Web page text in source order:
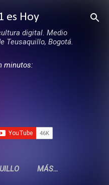
principal
es Hoy
digital. Medio
Teusaquillo, Bogotá.
minutos:
MÁS…